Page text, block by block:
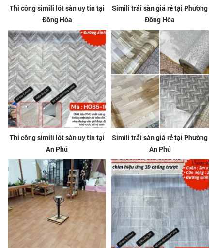
Thi công simili lót sàn uy tín tại
Đông Hòa
Simili trải sàn giá rẻ tại Phường
Đông Hòa
Thi công simili lót sàn uy tín tại
An Phú
Simili trải sàn giá rẻ tại Phường
An Phú